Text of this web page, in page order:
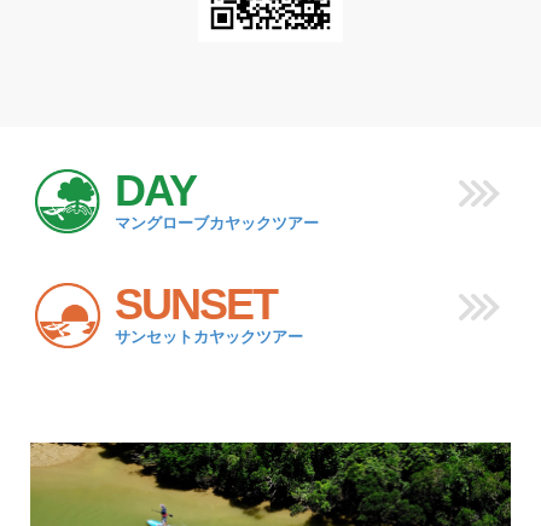
DAY
マングローブカヤックツアー
SUNSET
サンセットカヤックツアー